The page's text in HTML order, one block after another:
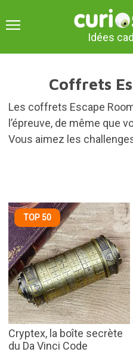
Idées
Coffrets
Les coffrets Escape
l’épreuve, de même que
Vous aimez les
TOP 50
Cryptex, la boîte secrète
du Da Vinci Code